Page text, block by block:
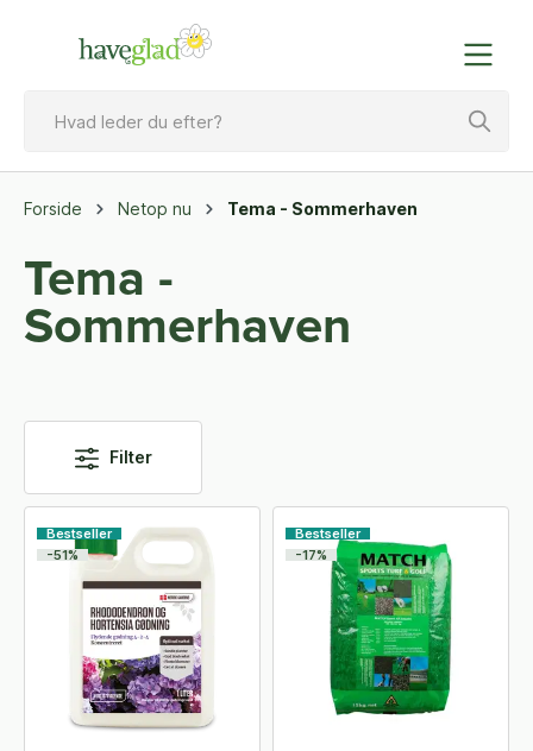
Forside Netop nu Tema - Sommerhaven
Tema -
Sommerhaven
Filter
Bestseller
-51%
Bestseller
-17%